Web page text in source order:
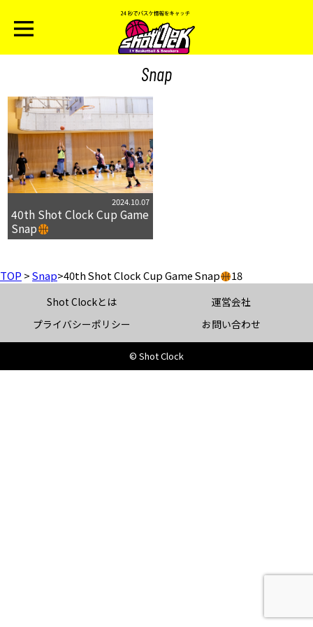
Snap
2024.10.07
40th Shot Clock Cup Game
Snap
TOP >Snap>40th Shot Clock Cup Game Snap 18
Shot Clockとは
運営会社
プライバシーポリシー
お問い合わせ
© Shot Clock